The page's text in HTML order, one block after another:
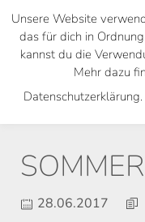
Skip
main
28.06.2017
Unsere Website
das für dich in
kannst du die
Mehr dazu
Datenschutzerklärung.